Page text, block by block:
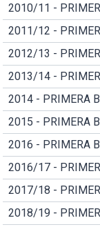
2010/11 -
2011/12 -
2012/13 -
2013/14 -
2014 - PRIMERA
2015 - PRIMERA B
2016 - PRIMERA
2016/17 -
2017/18 -
2018/19 -